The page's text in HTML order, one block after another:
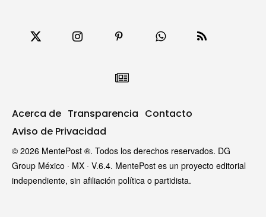
Acerca de Transparencia Contacto
Aviso de Privacidad
© 2026 MentePost ®. Todos los derechos reservados. DG
Group México · MX · V.6.4. MentePost es un proyecto editorial
independiente, sin afiliación política o partidista.